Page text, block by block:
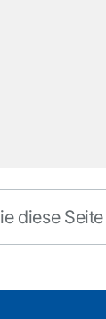
diese Seite